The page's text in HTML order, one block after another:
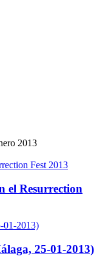
2013
Fest 2013
el Resurrection
01-2013)
25-01-2013)